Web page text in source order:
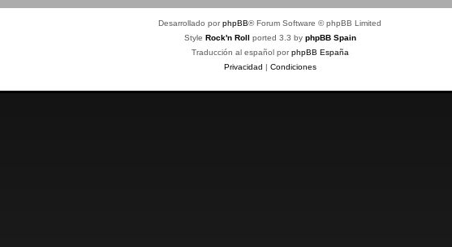
Desarrollado porphpBB® Forum Software © phpBB Limited
Style Rock'n Roll ported 3.3 by phpBB Spain
Traducción al español porphpBB España
Privacidad | Condiciones